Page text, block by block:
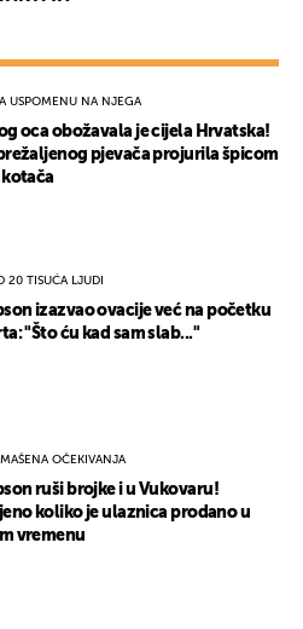
USPOMENU NA NJEGA
oca obožavala je cijela Hrvatska!
pjevača projurila špicom
kotača
20 TISUĆA LJUDI
izazvao ovacije već na početku
"Što ću kad sam slab..."
OČEKIVANJA
ruši brojke i u Vukovaru!
koliko je ulaznica prodano u
vremenu